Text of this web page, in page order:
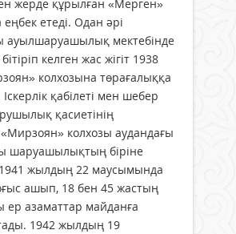
жерде құрылған «Мерген»
етеді. Одан әрі
ауылшаруашылық мектебінде
келген жас жігіт 1938
колхозына төрағалыққа
қабілеті мен шебер
қасиетінің
колхозы аудандағы
шаруашылықтың біріне
жылдың 22 маусымында
ашып, 18 бен 45 жастың
ер азаматтар майданға
1942 жылдың 19